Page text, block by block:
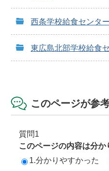
西条学校給食センター
東広島北部学校給食
このページが参
質問1
このページの内容は分か
1.分かりやすかった